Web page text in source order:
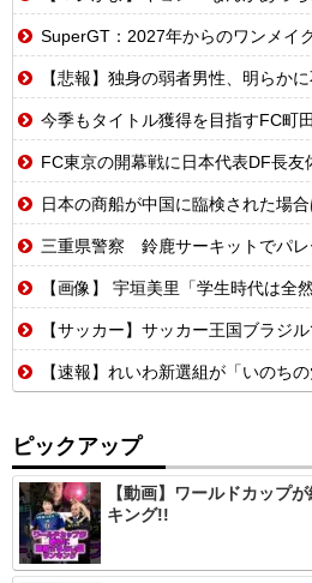
SuperGT：2027年からのワンメイクタイヤがGT500→ブリヂスト
【悲報】独身の弱者男性、明らか
今季もタイトル獲得を目指すFC町田ゼ
FC東京の開幕戦に日本代表DF長友佑都が
日本の商船が中国に臨検された場合は「台
三重県警察 鈴鹿サーキットでパレード走行訓練中だった白バイが転倒
【画像】 宇垣美里「学生時代は全然モテなかったで
【サッカー】サッカー王国ブラジルで進むサ
【速報】れいわ新選組が「いのち
ピックアップ
【動画】ワールドカップ
キング!!